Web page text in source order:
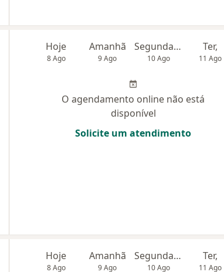
Hoje
8 Ago
Amanhã
9 Ago
Segunda-feira
10 Ago
Ter,
11 Ago
O agendamento online não está
disponível
Solicite um atendimento
Hoje
8 Ago
Amanhã
9 Ago
Segunda-feira
10 Ago
Ter,
11 Ago